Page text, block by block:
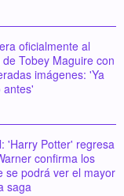
oficialmente al
Tobey Maguire con
imágenes: 'Ya
antes'
'Harry Potter' regresa
confirma los
se podrá ver el mayor
saga